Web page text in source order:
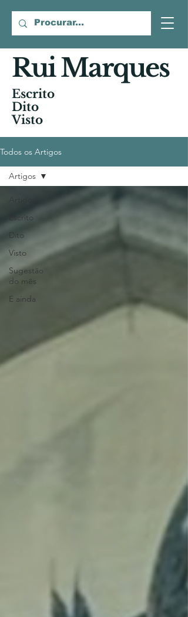
Rui Marques
Escrito
Dito
Visto
Todos os Artigos
Escrito
Dito
Visto
Sugestão
do mês
E ainda
Artigos